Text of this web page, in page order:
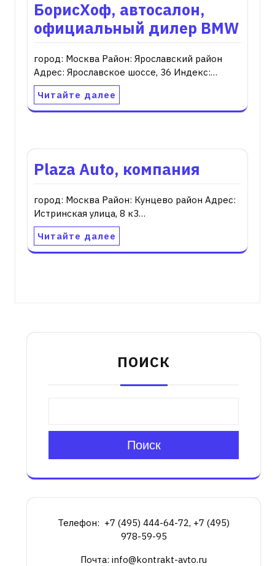
БорисХоф, автосалон,
официальный дилер BMW
город: Москва Район: Ярославский район
Адрес: Ярославское шоссе, 36 Индекс:…
Читайте далее
Plaza Auto, компания
город: Москва Район: Кунцево район Адрес:
Истринская улица, 8 к3…
Читайте далее
ПОИСК
Поиск
Телефон: +7 (495) 444-64-72, +7 (495)
978-59-95
Почта: info@kontrakt-avto.ru